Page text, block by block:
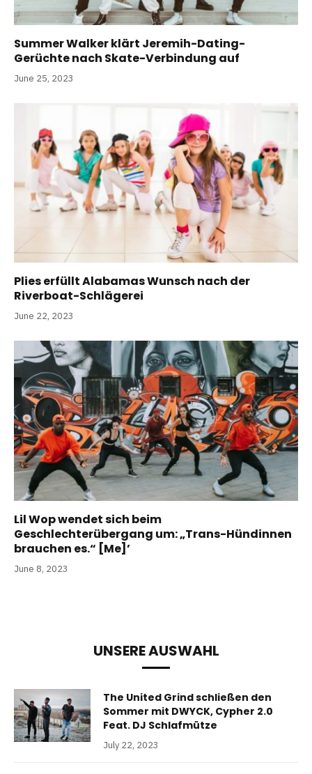
Summer Walker klärt Jeremih-Dating-
Gerüchte nach Skate-Verbindung auf
June 25, 2023
Plies erfüllt Alabamas Wunsch nach der
Riverboat-Schlägerei
June 22, 2023
Lil Wop wendet sich beim
Geschlechterübergang um: „Trans-Hündinnen
brauchen es.“ [Me]’
June 8, 2023
UNSERE AUSWAHL
The United Grind schließen den
Sommer mit DWYCK, Cypher 2.0
Feat. DJ Schlafmütze
July 22, 2023